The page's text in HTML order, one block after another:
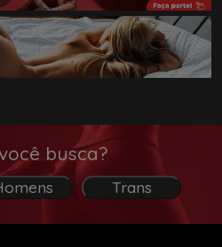
busca?
Trans